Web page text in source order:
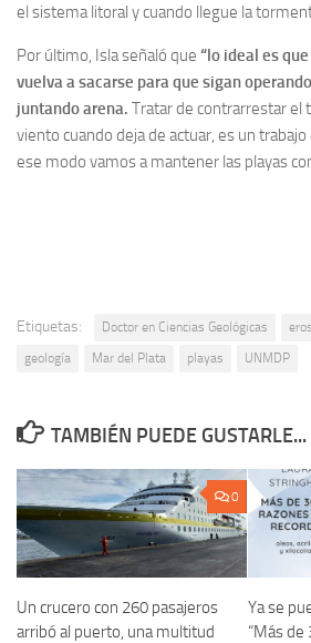
el sistema litoral y cuando llegue la
Por último, Isla señaló que “lo ideal es
vuelva a sacarse para que sigan
juntando arena. Tratar de contrarrestar el
viento cuando deja de actuar, es un
ese modo vamos a mantener las playas
Etiquetas: Doctor en Ciencias Geológicas
geología
Mar del Plata playas UNMDP
TAMBIÉN PUEDE GUSTARLE...
0
Un crucero con 260 pasajeros
arribó al puerto, una multitud
Ya se
“Más de